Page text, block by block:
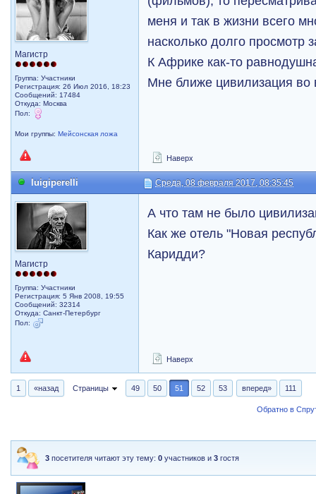
Магистр
Группа: Участники
Регистрация: 26 Июл 2016, 18:23
Сообщений: 17484
Откуда: Москва
Пол:
Мои группы:Мейсонская ложа
меня и так в жизни всего
насколько долго просмотр
К Африке как-то
Мне ближе цивилизация во
Наверх
luigiperelli Среда, 08 февраля 2017, 08:35:45
Магистр
Группа: Участники
Регистрация: 5 Янв 2008, 19:55
Сообщений: 32314
Откуда: Санкт-Петербург
Пол:
А что там не было
Как же отель "Новая
Каридди?
Наверх
1 «назад Страницы 49 50 51 52 53 вперед» 111
Обратно в
3 посетителя читают эту тему:0 участников и3 гостя